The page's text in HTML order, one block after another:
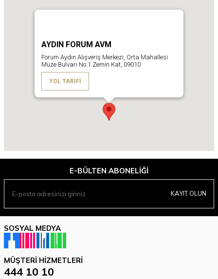
AYDIN FORUM AVM
Forum Aydın Alışveriş Merkezi, Orta Mahallesi
Müze Bulvarı No:1 Zemin Kat, 09010
YOL TARIFI
E-BÜLTEN ABONELIĞI
KAYIT OLUN
SOSYAL MEDYA
MÜŞTERI HIZMETLERI
444 10 10